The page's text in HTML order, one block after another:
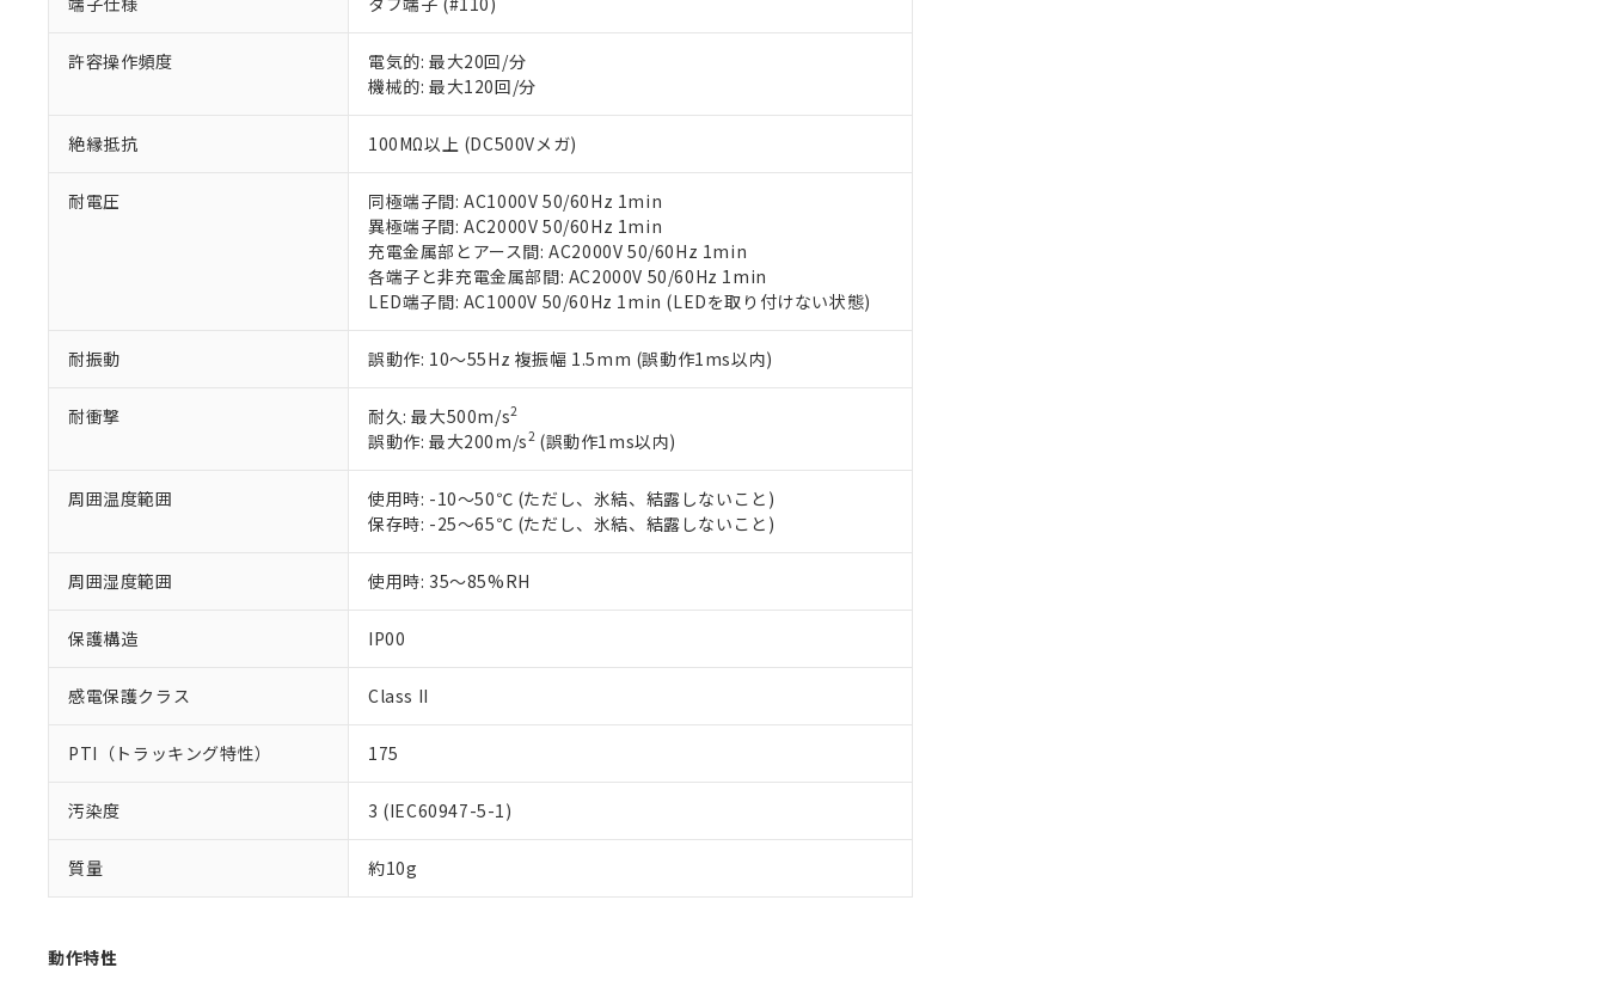
許容操作頻度
電気的: 最大20回/分
機械的: 最大120回/分
絶縁抵抗 100MΩ以上 (DC500Vメガ)
耐電圧
同極端子間: AC1000V 50/60Hz 1min
異極端子間: AC2000V 50/60Hz 1min
充電金属部とアース間: AC2000V 50/60Hz 1min
各端子と非充電金属部間: AC2000V 50/60Hz 1min
LED端子間: AC1000V 50/60Hz 1min (LEDを取り付けない状態)
耐振動 誤動作: 10～55Hz 複振幅 1.5mm (誤動作1ms以内)
耐衝撃 耐久: 最大500m/s2
誤動作: 最大200m/s2(誤動作1ms以内)
周囲温度範囲
使用時: -10～50℃ (ただし、氷結、結露しないこと)
保存時: -25～65℃ (ただし、氷結、結露しないこと)
周囲湿度範囲 使用時: 35～85%RH
保護構造 IP00
感電保護クラス Class II
PTI（トラッキング特性） 175
汚染度 3 (IEC60947-5-1)
質量 約10g
動作特性
本サービスは、当社制御機器事業取扱商品の当社在庫状況および標準価格(税抜)を提供させていただ
くものです。
当社制御機器事業取扱商品の中には、本サービスの対象外となる商品もあることをご了承ください。
在庫状況および標準価格照会結果は、記載している更新日時点での社内データに基づき作成されるも
のであり、閲覧された時点での実際の在庫および標準価格とは異なる場合があることをご了承くださ
い。
正式な納期状況および標準価格はお客様のお取引先、またはお客様担当のオムロン制御機器販売店・
当社販売員にご相談ください。
オムロン制御機器販売店や当社販売拠点は「
在庫状況および標準価格結果を当社の事前の承諾なく第三者に漏洩または開示しないようお願いしま
マイパーツ機能（部品リスト作成サービス）をご利用いただくには、I-Webメンバーズにご登録され
ている必要があります。
お客様が当ウェブサイト上で当社にご登録された部品リストについて、当社および当社の共同利用者
が、当社の製品・サービスに関するお客様との取引・商談に必要な範囲で利用することをご了承くだ
さい。
※当社の共同利用者とは、"個人情報の共同利用に関して"
の「1.共同利用者の範囲」に記載されて
いる法人を指します。
があります。
*EU RoHS指令（10物質）：
鉛(Pb) 1000ppm以下、 水銀(Hg) 1000ppm以下、 カドミウム(Cd) 100ppm以下、
ル（DBP） 1000ppm以下、フタル酸ジイソブチル (DIBP) 1000ppm以下
但し、RoHS指令で産業用監視および制御機器に対する適用除外項目は除く。
フタル酸エステル類の４物質については閾値を超える意図的な使用がないことを確認しています。
※2 対応予定月
部品在庫の切り替え状況などにより、予定月が前後することがあります。
※3 非含有証明書ダウンロード
下記の非含有証明書をダウンロードすることができます。
EU RoHS指令（10物質）の非含有証明書
51物質の非含有証明書（当社基準）
※本証明書は発行日時点で非含有を証明するもので、過去に遡って非含有を証明するものではありません。
また、RoHS指令のフタル酸エステル類４物質の対応では、対応完了までの期間は出荷製品に未対応品が
り割愛しております。
「○」：最大均質材料含有率が中国RoHSの基準値以下であることを示します。
「×」：最大均質材料含有率が中国RoHSの基準値を超えていることを示します。
「－」：未確認です。当社販売部門へお問い合わせください。
*中国RoHS10物質の基準値 (GB/T26572)：
Pb(鉛) :1000ppm、 Hg(水銀) : 1000ppm、 Cd(カドミウム) : 100ppm、
Cr(Ⅵ)(六価クロム) : 1000ppm、 PBBs(ポリ臭化ビフェニル類) : 1000ppm、 PBDEs(ポリ臭化ジフェニルエーテル類) : 1000ppm、
DBP(フタル酸ジブチル) : 1000ppm、 DIBP(フタル酸ジイソブチル) : 1000ppm、 BBP(フタル酸ブチルベンジル) : 1000ppm、
DEHP(フタル酸ビス(2-エチルヘキシル)) : 1000ppm
※2 環境保護使用期限
「ｅ」：有害物質（10物質）のすべてが基準値以下であることを示します。
「10」：通常の使用状況下において有害物質が外部に漏えいし、環境に深刻な影響を及ぼさない年数を意
「－」：未確認です。当社販売部門へお問い合わせください。
当社は、これら貴社製品のうち、外国為替および外国貿易法に定める商品（以下｢規制貨物等」とい
う）を輸出または国外への提供する場合は、日本国政府の輸出許可(または役務取引許可)を取得する
などの必要な手続きをとります。
当社は規制貨物を破棄する場合は、完全に破砕するなど、違法に輸出されないよう必要な手段を講じ
ます。
当社は貴社製品を、核兵器、ミサイル、化学兵器、生物兵器またはその他武器並びにこれらの製造装
置等に一切使用いたしません。
当社は、貴社製品を第三者に販売する場合は、上記1、2および3の内容を当該第三者に通知します。
また当社は、販売先および販売に係わる関係者が違法に輸出するおそれがある場合は、取り引きをい
たしません。
号
○ 一定数以上の在庫あり
△ 一定数には満たないが在庫あり
－
在庫なし(最新の在庫状況については、お客様のお取引先、またはお客様担当のオムロン制御
機器販売店・当社販売員にご確認ください)
空
白
受注生産機種、また在庫状況の情報を公開していない機種